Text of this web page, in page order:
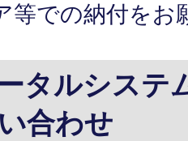
等での納付をお
タルシステ
合わせ